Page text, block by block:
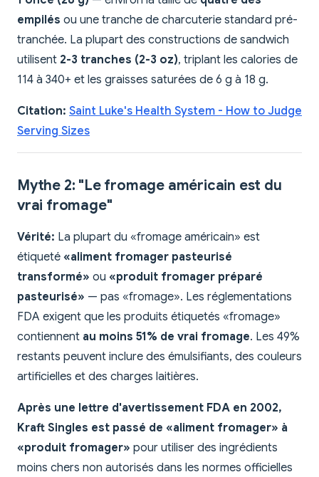
empilés ou une tranche de charcuterie standard pré-
tranchée. La plupart des constructions de sandwich
utilisent 2-3 tranches (2-3 oz), triplant les calories de
114 à 340+ et les graisses saturées de 6 g à 18 g.
Citation: Saint Luke's Health System - How to Judge
Serving Sizes
Mythe 2: "Le fromage américain est du
vrai fromage"
Vérité: La plupart du «fromage américain» est
étiqueté «aliment fromager pasteurisé
transformé» ou «produit fromager préparé
pasteurisé» — pas «fromage». Les réglementations
FDA exigent que les produits étiquetés «fromage»
contiennent au moins 51% de vrai fromage. Les 49%
restants peuvent inclure des émulsifiants, des couleurs
artificielles et des charges laitières.
Après une lettre d'avertissement FDA en 2002,
Kraft Singles est passé de «aliment fromager» à
«produit fromager» pour utiliser des ingrédients
moins chers non autorisés dans les normes officielles